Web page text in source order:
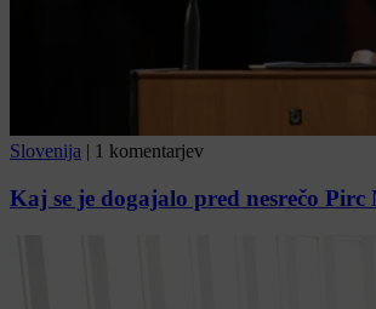
Slovenija 1 komentarjev
Kaj se je dogajalo pred nesrečo